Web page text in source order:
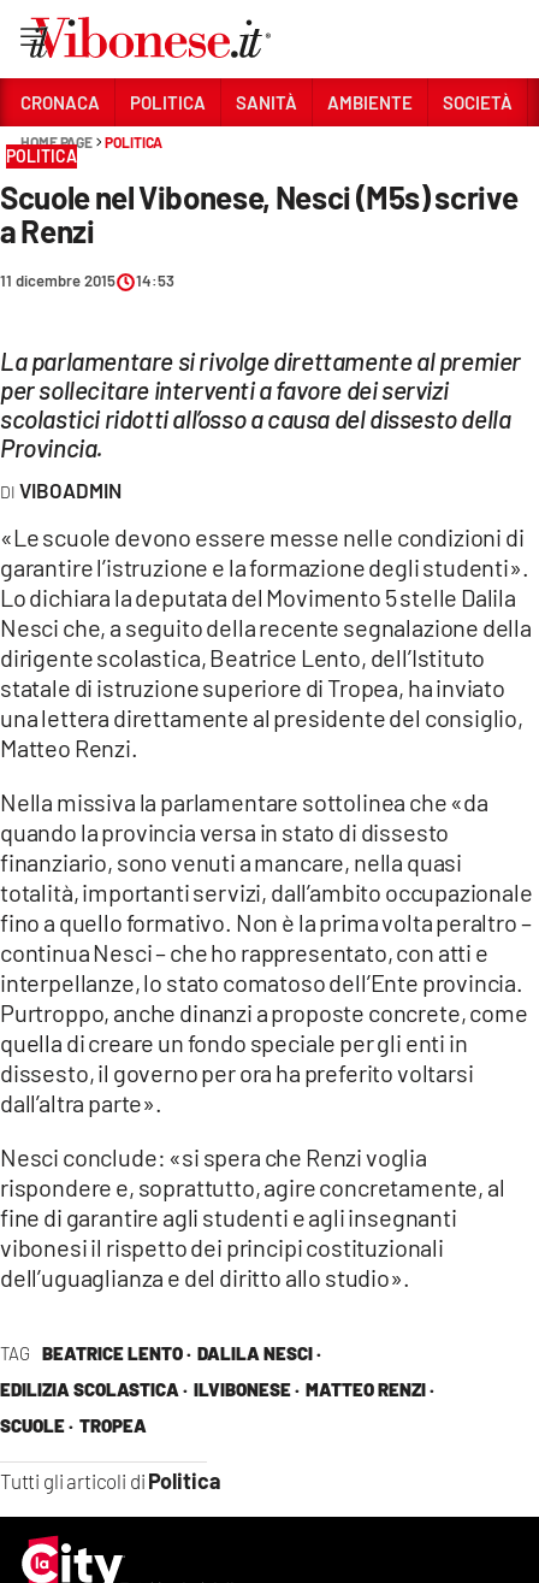
Sezioni
CRONACA
POLITICA
SANITÀ
SOCIETÀ
CULTURA
ECONOMIA E LAVORO
EVENTI
SPORT
Streaming
LAC TV
LAC ONAIR
LaC
Network
LACPLAY.IT
LACTV.IT
LACONAIR.IT
LACITYMAG.IT
ILREGGINO.IT
COSENZACHANNEL.IT
ILVIBONESE.IT
LACAPITALENEWS.IT
App
ANDROID
APPLE
CRONACA POLITICA SANITÀ AMBIENTE SOCIETÀ
HOME PAGE POLITICA
POLITICA
Scuole nel Vibonese, Nesci (M5s) scrive
a Renzi
11 dicembre 2015 14:53
La parlamentare si rivolge direttamente al premier
per sollecitare interventi a favore dei servizi
scolastici ridotti all’osso a causa del dissesto della
Provincia.
VIBOADMIN
TAG BEATRICE LENTO · DALILA NESCI ·
EDILIZIA SCOLASTICA · ILVIBONESE · MATTEO RENZI ·
SCUOLE · TROPEA
Tutti gli articoli di Politica
«Le scuole devono essere messe nelle condizioni di
garantire l’istruzione e la formazione degli studenti».
Lo dichiara la deputata del Movimento 5 stelle Dalila
Nesci che, a seguito della recente segnalazione della
dirigente scolastica, Beatrice Lento, dell’Istituto
statale di istruzione superiore di Tropea, ha inviato
una lettera direttamente al presidente del consiglio,
Matteo Renzi.
Nella missiva la parlamentare sottolinea che «da
quando la provincia versa in stato di dissesto
finanziario, sono venuti a mancare, nella quasi
totalità, importanti servizi, dall’ambito occupazionale
fino a quello formativo. Non è la prima volta peraltro –
continua Nesci – che ho rappresentato, con atti e
interpellanze, lo stato comatoso dell’Ente provincia.
Purtroppo, anche dinanzi a proposte concrete, come
quella di creare un fondo speciale per gli enti in
dissesto, il governo per ora ha preferito voltarsi
dall’altra parte».
Nesci conclude: «si spera che Renzi voglia
rispondere e, soprattutto, agire concretamente, al
fine di garantire agli studenti e agli insegnanti
vibonesi il rispetto dei principi costituzionali
dell’uguaglianza e del diritto allo studio».